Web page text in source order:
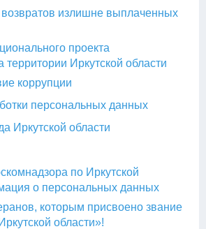
возвратов излишне выплаченных
проекта
Иркутской области
коррупции
персональных данных
Иркутской области
по Иркутской
о персональных данных
которым присвоено звание
области»!